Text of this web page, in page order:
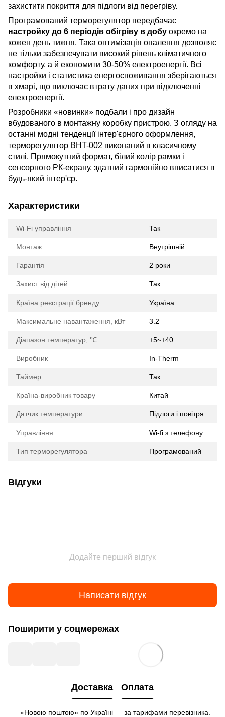
захистити покриття для підлоги від перегріву.
Програмований терморегулятор передбачає
настройку до 6 періодів обігріву в добу окремо на
кожен день тижня. Така оптимізація опалення дозволяє
не тільки забезпечувати високий рівень кліматичного
комфорту, а й економити 30-50% електроенергії. Всі
настройки і статистика енергоспоживання зберігаються
в хмарі, що виключає втрату даних при відключенні
електроенергії.
Розробники «новинки» подбали і про дизайн
вбудованого в монтажну коробку пристрою. З огляду на
останні модні тенденції інтер'єрного оформлення,
терморегулятор BHT-002 виконаний в класичному
стилі. Прямокутний формат, білий колір рамки і
сенсорного РК-екрану, здатний гармонійно вписатися в
будь-який інтер'єр.
Характеристики
Wi-Fi управління Так
Монтаж Внутрішній
Гарантія 2 роки
Захист від дітей Так
Країна реєстрації бренду Україна
Максимальне навантаження, кВт 3.2
Діапазон температур, ℃ +5~+40
Виробник In-Therm
Таймер Так
Країна-виробник товару Китай
Датчик температури Підлоги і повітря
Управління Wi-fi з телефону
Тип терморегулятора Програмований
Відгуки
Додайте перший відгук
Написати відгук
Поширити у соцмережах
Доставка Оплата
«Новою поштою» по Україні — за тарифами перевізника.